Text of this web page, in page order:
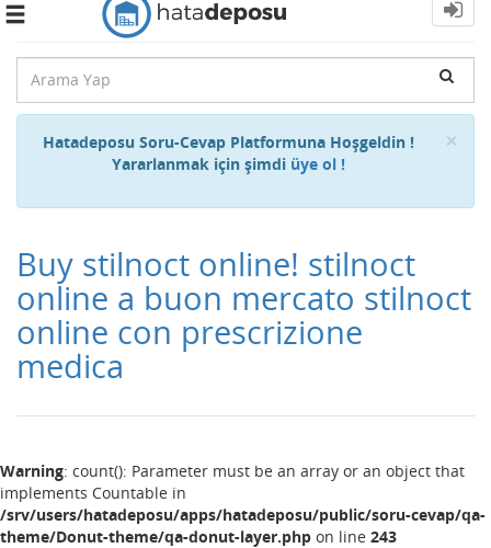
Toggle
×
Hatadeposu Soru-Cevap Platformuna Hoşgeldin !
Yararlanmak için şimdi üye ol !
Buy stilnoct online! stilnoct
online a buon mercato stilnoct
online con prescrizione
medica
Warning: count(): Parameter must be an array or an object that
implements Countable in
/srv/users/hatadeposu/apps/hatadeposu/public/soru-cevap/qa-
theme/Donut-theme/qa-donut-layer.php on line 243